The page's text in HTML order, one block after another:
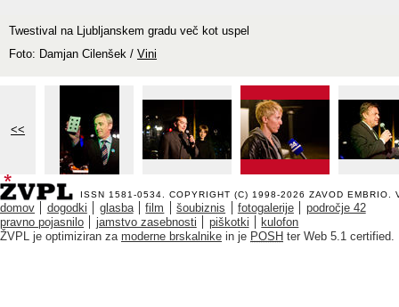
Twestival na Ljubljanskem gradu več kot uspel
Foto: Damjan Cilenšek / Vini
<<
ISSN 1581-0534. COPYRIGHT (C) 1998-2026 ZAVOD EMBRIO .
domov dogodki glasba film šoubiznis fotogalerije
področje 42
pravno pojasnilo
jamstvo zasebnosti piškotki
kulofon
ŽVPL je optimiziran za moderne brskalnike in je POSH ter Web 5.1 certified.